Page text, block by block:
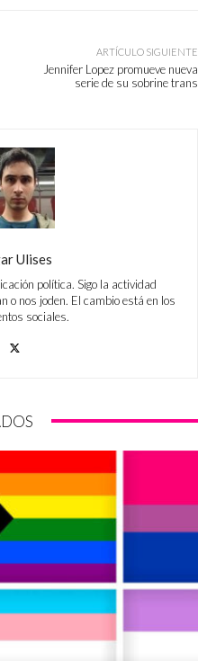
ARTÍCULO SIGUIENTE
Jennifer Lopez promueve nueva
serie de su sobrine trans
Ulises
política. Sigo la actividad
o nos joden. El cambio está en los
sociales.